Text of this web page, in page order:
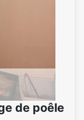
de poêle